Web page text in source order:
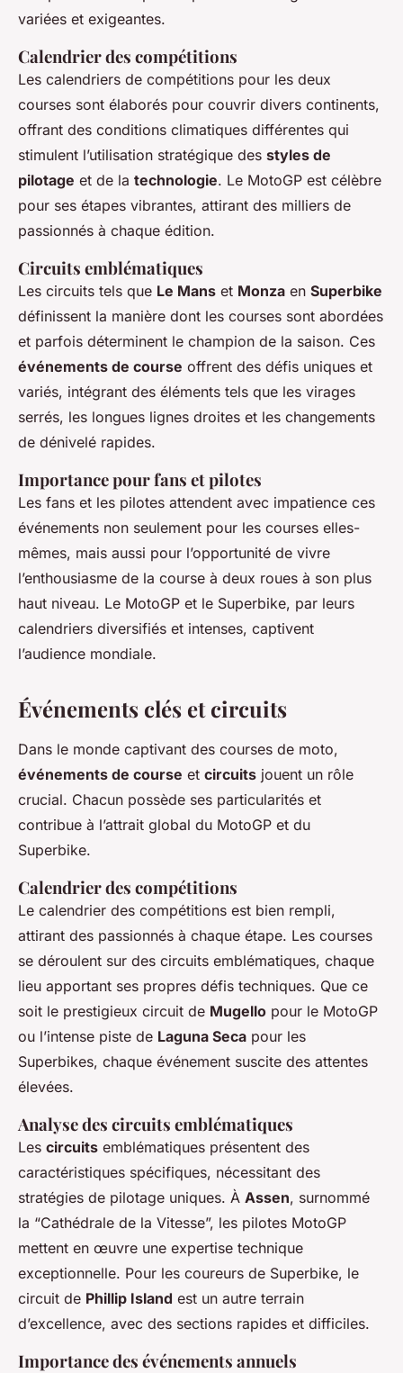
variées et exigeantes.
Calendrier des compétitions
Les calendriers de compétitions pour les deux
courses sont élaborés pour couvrir divers continents,
offrant des conditions climatiques différentes qui
stimulent l’utilisation stratégique des styles de
pilotage et de la technologie. Le MotoGP est célèbre
pour ses étapes vibrantes, attirant des milliers de
passionnés à chaque édition.
Circuits emblématiques
Les circuits tels que Le Mans et Monza en Superbike
définissent la manière dont les courses sont abordées
et parfois déterminent le champion de la saison. Ces
événements de course offrent des défis uniques et
variés, intégrant des éléments tels que les virages
serrés, les longues lignes droites et les changements
de dénivelé rapides.
Importance pour fans et pilotes
Les fans et les pilotes attendent avec impatience ces
événements non seulement pour les courses elles-
mêmes, mais aussi pour l’opportunité de vivre
l’enthousiasme de la course à deux roues à son plus
haut niveau. Le MotoGP et le Superbike, par leurs
calendriers diversifiés et intenses, captivent
l’audience mondiale.
Événements clés et circuits
Dans le monde captivant des courses de moto,
événements de course et circuits jouent un rôle
crucial. Chacun possède ses particularités et
contribue à l’attrait global du MotoGP et du
Superbike.
Calendrier des compétitions
Le calendrier des compétitions est bien rempli,
attirant des passionnés à chaque étape. Les courses
se déroulent sur des circuits emblématiques, chaque
lieu apportant ses propres défis techniques. Que ce
soit le prestigieux circuit de Mugello pour le MotoGP
ou l’intense piste de Laguna Seca pour les
Superbikes, chaque événement suscite des attentes
élevées.
Analyse des circuits emblématiques
Les circuits emblématiques présentent des
caractéristiques spécifiques, nécessitant des
stratégies de pilotage uniques. À Assen, surnommé
la “Cathédrale de la Vitesse”, les pilotes MotoGP
mettent en œuvre une expertise technique
exceptionnelle. Pour les coureurs de Superbike, le
circuit de Phillip Island est un autre terrain
d’excellence, avec des sections rapides et difficiles.
Importance des événements annuels